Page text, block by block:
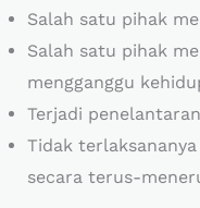
Salah satu pihak
Salah satu pihak
mengganggu
Terjadi
Tidak
secara terus-